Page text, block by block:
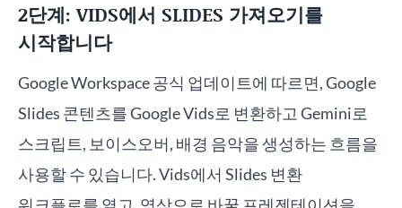
2단계: VIDS에서 SLIDES 가져오기를
시작합니다
Google Workspace 공식 업데이트에 따르면, Google
Slides 콘텐츠를 Google Vids로 변환하고 Gemini로
스크립트, 보이스오버, 배경 음악을 생성하는 흐름을
사용할 수 있습니다. Vids에서 Slides 변환